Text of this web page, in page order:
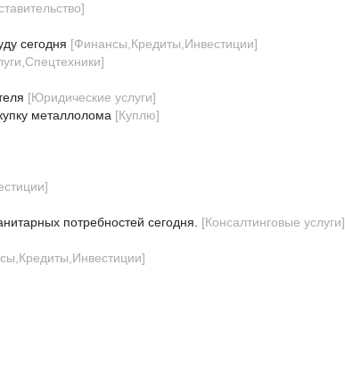
]
сегодня [Финансы,Кредиты,Инвестиции]
]
[Юридические услуги]
металлолома [Куплю]
]
потребностей сегодня.
[Консалтинговые услуги]
]